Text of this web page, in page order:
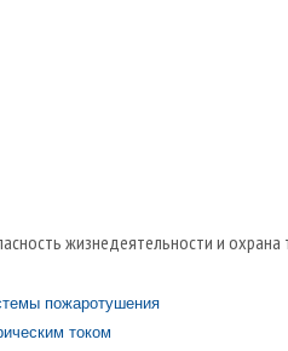
жизнедеятельности и охрана
пожаротушения
током